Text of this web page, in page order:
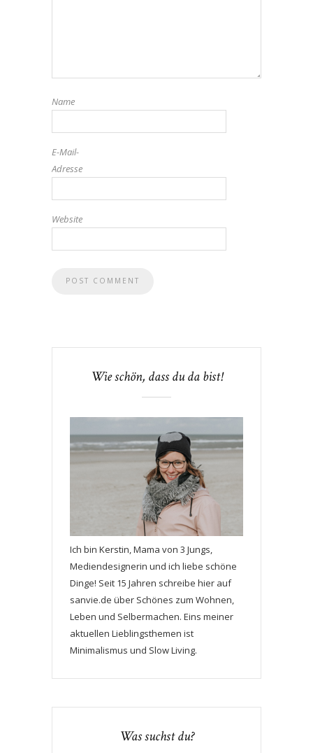
Name
E-Mail-
Adresse
Website
Wie schön, dass du da bist!
Ich bin Kerstin, Mama von 3 Jungs,
Mediendesignerin und ich liebe schöne
Dinge! Seit 15 Jahren schreibe hier auf
sanvie.de über Schönes zum Wohnen,
Leben und Selbermachen. Eins meiner
aktuellen Lieblingsthemen ist
Minimalismus und Slow Living.
Was suchst du?